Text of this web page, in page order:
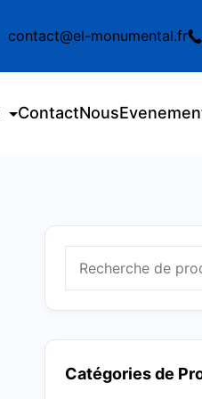
contact@el-monumental.fr
ContactNous
Catégories de